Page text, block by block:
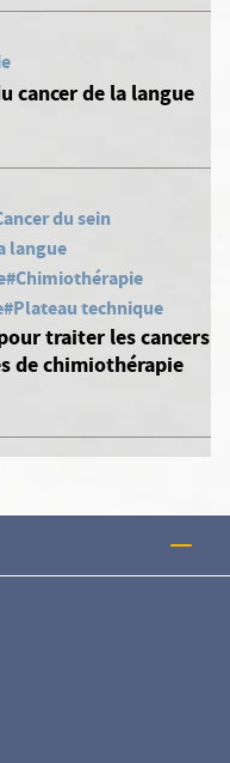
cancer de la langue
du sein
langue
#Chimiothérapie
#Plateau technique
traiter les cancers
de chimiothérapie